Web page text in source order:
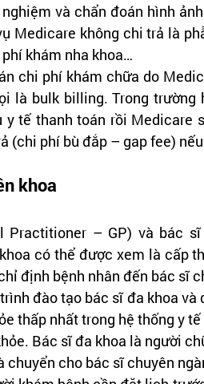
và chẩn đoán hình
Medicare không chi trả là
khám nha khoa…
chi phí khám chữa do
là bulk billing. Trong trường
tế thanh toán rồi Medicare
(chi phí bù đắp – gap fee)
khoa
– GP) và bác sĩ
có thể được xem là cấp
định bệnh nhân đến bác sĩ
đào tạo bác sĩ đa khoa và
thấp nhất trong hệ thống y
Bác sĩ đa khoa là người
cho bác sĩ chuyên